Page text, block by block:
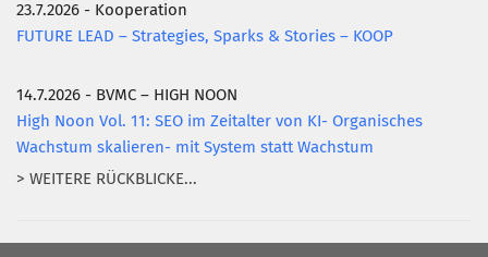
23.7.2026 - Kooperation
FUTURE LEAD – Strategies, Sparks & Stories – KOOP
14.7.2026 - BVMC – HIGH NOON
High Noon Vol. 11: SEO im Zeitalter von KI- Organisches
Wachstum skalieren- mit System statt Wachstum
> WEITERE RÜCKBLICKE...